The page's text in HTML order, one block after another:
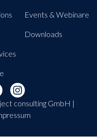
Events & Webinare
Downloads
consulting GmbH |